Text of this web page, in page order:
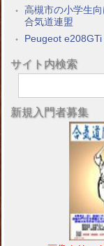
高槻市の小学生
合気道連盟
Peugeot e208GTi
サイト内検索
新規入門者募集